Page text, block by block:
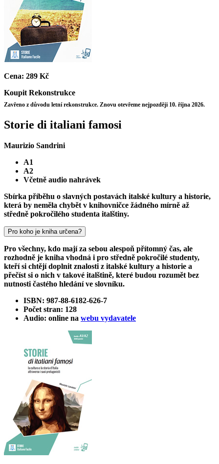
Cena: 289 Kč
Koupit Rekonstrukce
Zavřeno z důvodu letní rekonstrukce. Znovu otevřeme nejpozději 10. října 2026.
Storie di italiani famosi
Maurizio Sandrini
A1
A2
Včetně audio nahrávek
Sbírka příběhu o slavných postavách italské kultury a historie,
která by neměla chybět v knihovničce žádného mírně až
středně pokročilého studenta italštiny.
Pro koho je kniha určena?
Pro všechny, kdo mají za sebou alespoň přítomný čas, ale
rozhodně je kniha vhodná i pro středně pokročilé studenty,
kteří si chtějí doplnit znalosti z italské kultury a historie a
přečíst si o nich v takové italštině, které budou rozumět bez
nutnosti častého hledání ve slovníku.
ISBN: 987-88-6182-626-7
Počet stran: 128
Audio: online na webu vydavatele